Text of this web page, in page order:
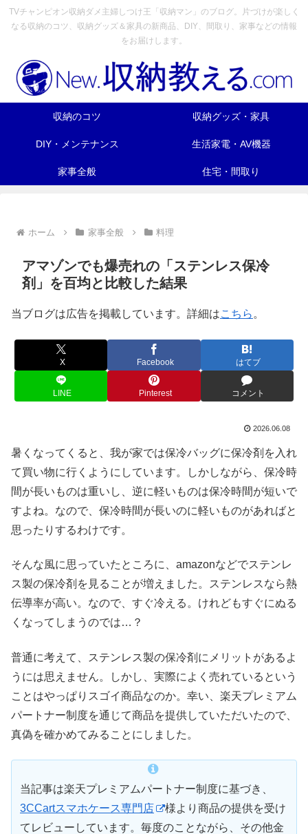
TVチャンピオン収納ダメ主婦しつけ王「収納マン」のブログ。片づけが楽しく
なる収納のコツ、収納グッズ＆家具の新商品、DIY、間取り、家事などの情報
をお届けします。
収納のコツ 収納グッズ・家具
DIY・メンテナンス 生活家電・AV機器
家事全般 住宅・間取り
ホーム 家事全般 料理
アマゾンでも爆売れの「ステンレス保冷
剤」を百均と比較した結果
当ブログは広告を掲載しています。詳細はこちら 。
X Facebook はてブ
LINE Pinterest コメント
2026.06.08
暑くなってくると、我が家では保冷バッグに保冷剤を入れ
て買い物に行くようにしています。しかしながら、保冷時
間が長いものは重いし、逆に軽いものは保冷時間が短いで
すよね。なので、保冷時間が長いのに軽いものがあればと
思ったりするわけです。
そんな風に思っていたところに、amazonなどでステンレ
ス製の保冷剤を見ることが増えました。ステンレスなら熱
伝導率が高い。なので、すぐ冷える。けれどもすぐにぬる
くなってしまうのでは…？
普通に考えて、ステンレス製の保冷剤にメリットがあるよ
うには思えません。しかし、実際によく売れているという
ことはやっぱりスゴイ商品なのか。幸い、楽天プレミアム
パートナー制度を通じて商品を提供していただいたので、
真偽を確かめてみることにしました。
当記事は楽天プレミアムパートナー制度に基づき、
3CCartスマホケース専門店
様より商品の提供を受け
てレビューしています。毎度のことながら、その他金